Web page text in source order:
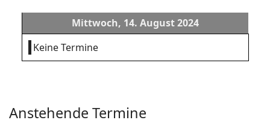
Mittwoch, 14. August 2024
Keine Termine
Anstehende Termine